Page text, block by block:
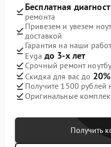
Бесплатная
ремонта
Привезем и увезем
доставкой
Гарантия на наши
Evga до 3-х лет
Срочный ремонт
Скидка для вас до 20%
Получите 1500 рублей
Оригинальные
Получить